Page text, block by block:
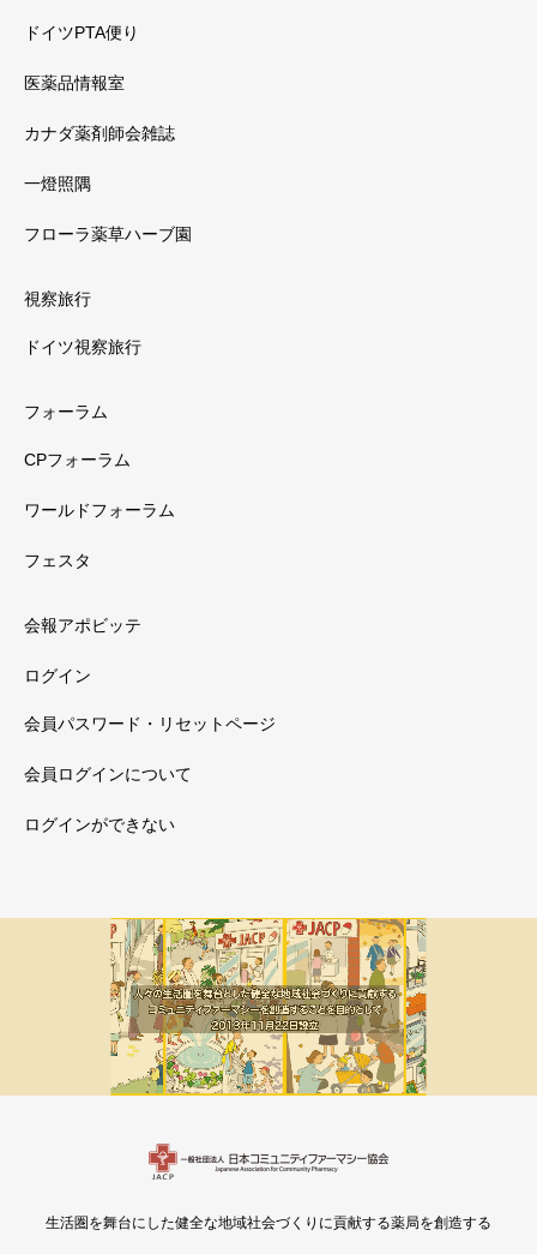
ドイツPTA便り
医薬品情報室
カナダ薬剤師会雑誌
一燈照隅
フローラ薬草ハーブ園
視察旅行
ドイツ視察旅行
フォーラム
CPフォーラム
ワールドフォーラム
フェスタ
会報アポビッテ
ログイン
会員パスワード・リセットページ
会員ログインについて
ログインができない
会員限定
生活圏を舞台にした健全な地域社会づくりに貢献する薬局を創造する